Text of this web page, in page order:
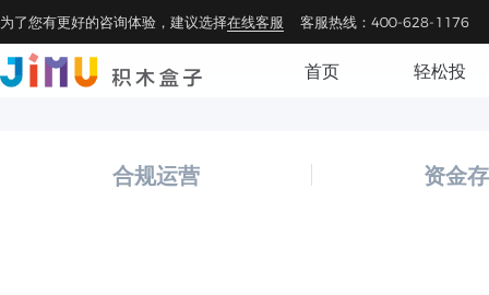
为了您有更好的咨询体验，建议选择在线客服 客服热线：400-628-1176
首页 轻松投
合规运营 资金